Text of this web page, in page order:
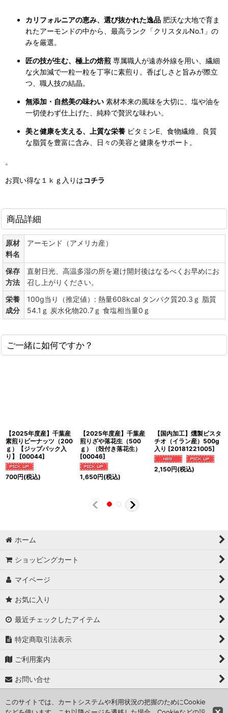
カリフォルニアの恵み、選び抜かれた逸品 肥沃な大地で育ま
れたアーモンドの中から、最高ランク「クリスタルNo.1」の
みを厳選。
匠の技が生む、極上の焙煎 専属職人が遠赤外線を用い、繊細
な火加減で一粒一粒を丁寧に素煎り。香ばしさと旨みが際立
つ、職人技の結晶。
無添加・自然美の味わい 素材本来の風味を大切に、塩や油を
一切使わず仕上げた、純粋で贅沢な味わい。
美と健康を支える、上質な栄養 ビタミンE、食物繊維、良質
な脂質を豊富に含み、日々の美容と健康をサポート。
。
お買い得な１ｋｇ入りはコチラ
商品詳細
原材
料名
アーモンド（アメリカ産）
保存
方法
直射日光、高温多湿の所を避け開封後はなるべくお早めにお
召し上がりください。
栄養
成分
100g当り（推定値）: 熱量608kcal タンパク質20.3ｇ 脂質
54.1ｇ 炭水化物20.7ｇ 食塩相当量0ｇ
ご一緒に如何ですか？
【2025年度産】千葉産
素煎りピーナッツ（200
ｇ）【ジップパック入
り】
[00044]
700円(税込)
【2025年度産】千葉産
煎りざや落花生（500
ｇ）（殻付き落花生）
[00046]
1,650円(税込)
【国内加工】燻製ピスタ
チオ（イラン産）500g
入り [20181221005]
2,150円(税込)
ホーム
ショッピングカート
マイページ
お気に入り
最近チェックしたアイテム
特定商取引法表示
ご利用案内
お問い合せ
Copyright (C) 2024 kameisyouten. All Rights Reserved.
このサイトでは、カートシステムや利用状況の把握のためにCookie